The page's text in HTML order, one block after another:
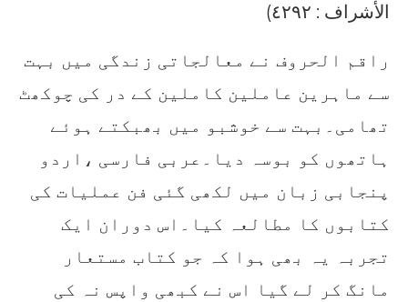
الأشراف : ٤٢٩٢)
راقم الحروف نے معالجاتی زندگی میں بہت
سے ماہرین عاملین کاملین کے در کی چوکھٹ
تھامی۔بہت سے خوشبو میں بھبکتے ہوئے
ہاتھوں کو بوسہ دیا۔عربی فارسی ،اردو
پنجابی زبان میں لکھی گئی فن عملیات کی
کتابوں کا مطالعہ کیا۔اس دوران ایک
تجربہ یہ بھی ہوا کہ جو کتاب مستعار
مانگ کر لے گیا اس نے کبھی واپس نہ کی